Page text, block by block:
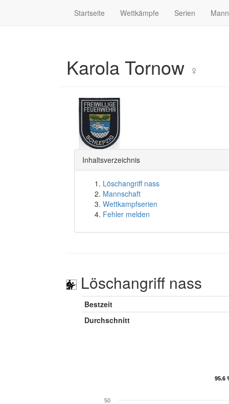
Startseite Wettkämpfe Serien
Karola Tornow ♀
Inhaltsverzeichnis
Löschangriff nass
Mannschaft
Wettkampfserien
Fehler melden
Löschangriff nass
Bestzeit
Durchschnitt
95.6
95.6
50